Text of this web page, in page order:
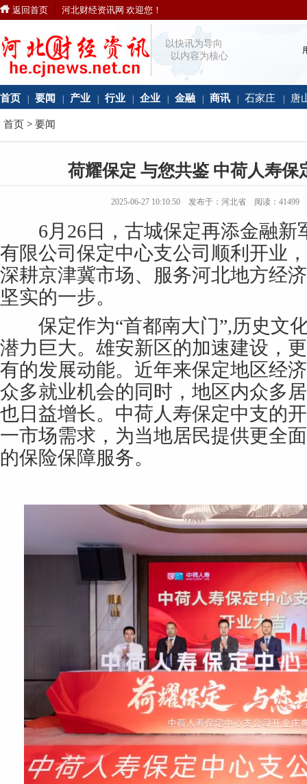
返回首页 河北财经资讯网 欢迎您！
以快讯为导向
以内容为核心
首页 要闻 产业 行业 企业 金融 商讯 石家庄 唐
首页 > 要闻
荷耀保定 与您共鉴 中荷人寿保
2025-06-27 10:10:50 发布于：河北省 阅读：41499
6月26日，古城保定再添金融新
有限公司保定中心支公司顺利开业
深耕京津冀市场、服务河北地方经
坚实的一步。
保定作为“首都南大门”,历史文
潜力巨大。雄安新区的加速建设，
有的发展动能。近年来保定地区经
众多就业机会的同时，地区内众多
也日益增长。中荷人寿保定中支的
一市场需求，为当地居民提供更全
的保险保障服务。